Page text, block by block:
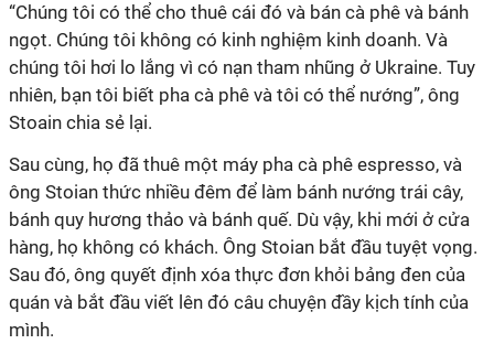
“Chúng tôi có thể cho thuê cái đó và bán cà phê và bánh
ngọt. Chúng tôi không có kinh nghiệm kinh doanh. Và
chúng tôi hơi lo lắng vì có nạn tham nhũng ở Ukraine. Tuy
nhiên, bạn tôi biết pha cà phê và tôi có thể nướng”, ông
Stoain chia sẻ lại.
Sau cùng, họ đã thuê một máy pha cà phê espresso, và
ông Stoian thức nhiều đêm để làm bánh nướng trái cây,
bánh quy hương thảo và bánh quế. Dù vậy, khi mới ở cửa
hàng, họ không có khách. Ông Stoian bắt đầu tuyệt vọng.
Sau đó, ông quyết định xóa thực đơn khỏi bảng đen của
quán và bắt đầu viết lên đó câu chuyện đầy kịch tính của
mình.